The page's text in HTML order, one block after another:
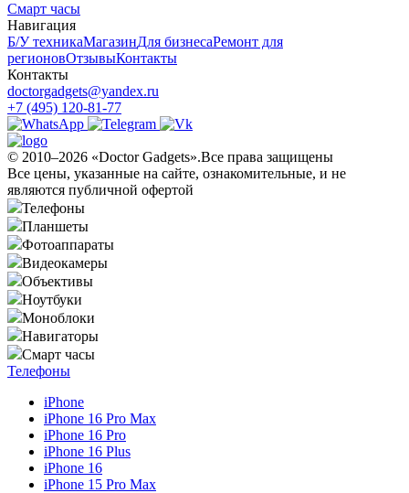
Смарт часы
Навигация
Б/У техникaМагазинДля бизнесаРемонт для
регионовОтзывыКонтакты
Контакты
doctorgadgets@yandex.ru
+7 (495) 120-81-77
© 2010–2026 «Doctor Gadgets».Все права защищены
Все цены, указанные на сайте, ознакомительные, и не
являются публичной офертой
Телефоны
Планшеты
Фотоаппараты
Видеокамеры
Объективы
Ноутбуки
Моноблоки
Навигаторы
Смарт часы
Телефоны
iPhone
iPhone 16 Pro Max
iPhone 16 Pro
iPhone 16 Plus
iPhone 16
iPhone 15 Pro Max